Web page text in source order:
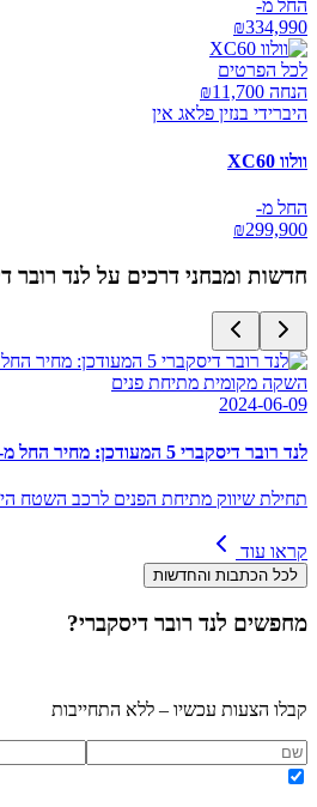
החל מ-
₪334,990
לכל הפרטים
הנחה ₪ 11,700
היברידי בנזין פלאג אין
וולוו XC60
החל מ-
₪299,900
חדשות ומבחני דרכים על לנד רובר
השקה מקומית מתיחת פנים
2024-06-09
לנד רובר דיסקברי 5 המעודכן: מחיר החל מ- 711,000 ש"ח
תחילת שיווק מתיחת הפנים לרכב השטח
קראו עוד
לכל הכתבות והחדשות
מחפשים לנד רובר דיסקברי?
קבלו הצעות עכשיו – ללא התחייבות